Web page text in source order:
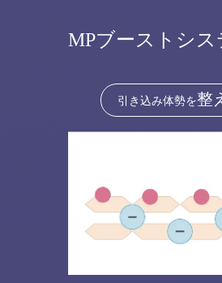
MPブーストシス
引き込み体勢を整